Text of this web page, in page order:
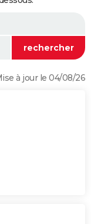
à jour le 04/08/26